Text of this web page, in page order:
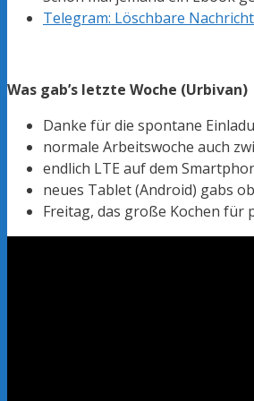
Telegram: Löschbare
Was gab’s letzte Woche (Urbivan)
Danke für die spontane
normale Arbeitswoche auch
endlich LTE auf dem
neues Tablet (Android) gabs
Freitag, das große Kochen für